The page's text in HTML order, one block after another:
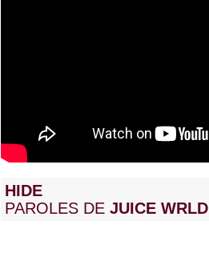
HIDE
PAROLES DE JUICE WRLD